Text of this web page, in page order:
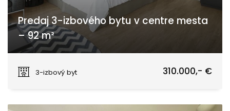
Predaj 3-izbového bytu v centre mesta
– 92 m²
3-izbový byt
310.000,- €